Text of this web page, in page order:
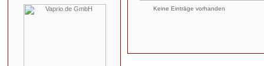
Keine Einträge vorhanden